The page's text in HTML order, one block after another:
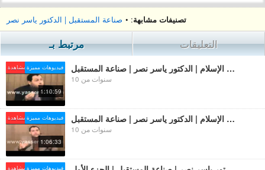
تصنيفات مشابهة: • صناعة المستقبل | الدكتور ياسر نصر
مرتبط بـ التعليقات
الأكتر مشاهدةفيديوهات مميزة
1:10:59
الزواج في الإسلام | الدكتور ياسر نصر | صناعة المستقبل
10 سنوات من
الأكتر مشاهدةفيديوهات مميزة
1:06:33
حقوق الزوج والزوجة في الإسلام | الدكتور ياسر نصر | صناعة المستقبل
10 سنوات من
الأكتر مشاهدةفيديوهات مميزة